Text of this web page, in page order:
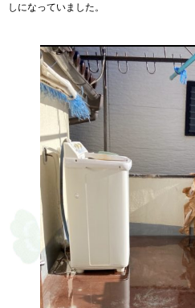
しになっていました。